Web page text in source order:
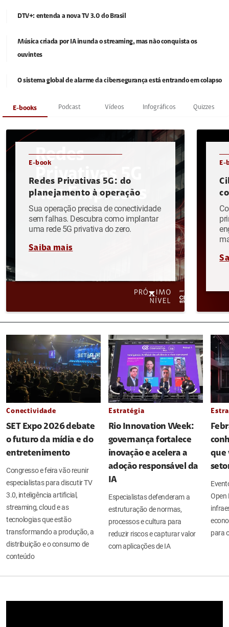
DTV+: entenda a nova TV 3.0 do Brasil
Música criada por IA inunda o streaming, mas não conquista os
ouvintes
O sistema global de alarme da cibersegurança está entrando em colapso
E-books Podcast Vídeos Infográficos Quizzes
E-book
Redes Privativas 5G: do
planejamento à operação
Sua operação precisa de conectividade
sem falhas. Descubra como implantar
uma rede 5G privativa do zero.
Saiba mais
E-
Conectividade
SET Expo 2026 debate
o futuro da mídia e do
entretenimento
Congresso e feira vão reunir
especialistas para discutir TV
3.0, inteligência artificial,
streaming, cloud e as
tecnologias que estão
transformando a produção, a
distribuição e o consumo de
conteúdo
Estratégia
Rio Innovation Week:
governança fortalece
inovação e acelera a
adoção responsável da
IA
Especialistas defenderam a
estruturação de normas,
processos e cultura para
reduzir riscos e capturar valor
com aplicações de IA
que
Open
para